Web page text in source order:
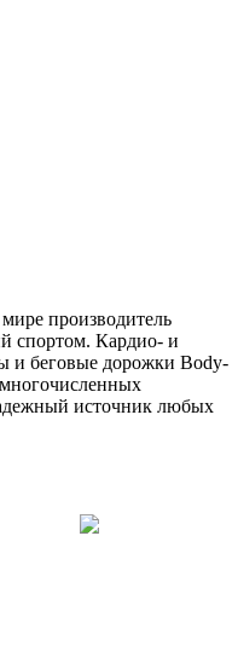
производитель
спортом. Кардио- и
и беговые дорожки Body-
источник любых